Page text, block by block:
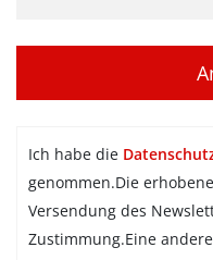
Ich habe die
genommen.Die
Versendung des
Zustimmung.Eine